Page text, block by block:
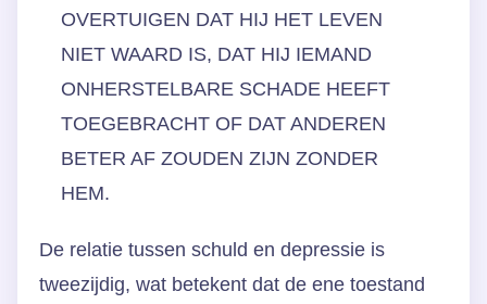
OVERTUIGEN DAT HIJ HET LEVEN
NIET WAARD IS, DAT HIJ IEMAND
ONHERSTELBARE SCHADE HEEFT
TOEGEBRACHT OF DAT ANDEREN
BETER AF ZOUDEN ZIJN ZONDER
HEM.
De relatie tussen schuld en depressie is
tweezijdig, wat betekent dat de ene toestand